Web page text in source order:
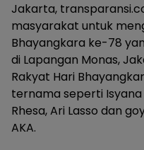
Jakarta,
masyarakat untuk
Bhayangkara ke-78
di Lapangan Monas,
Rakyat Hari
ternama seperti Isyana
Rhesa, Ari Lasso dan
AKA.